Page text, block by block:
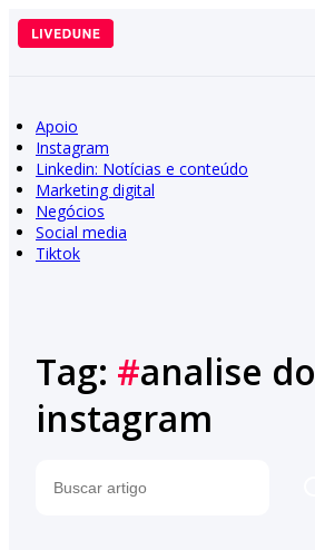
Pular
para
Apoio
Instagram
Linkedin: Notícias e conteúdo
Marketing digital
Negócios
Social media
Tiktok
Tag: #analise do
instagram